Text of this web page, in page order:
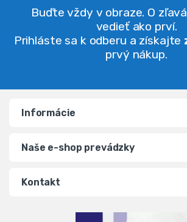
Buďte vždy v obraze. O
vedieť ako prví.
Prihláste sa k odberu a získajte
prvý nákup.
Informácie
Naše e-shop prevádzky
Kontakt